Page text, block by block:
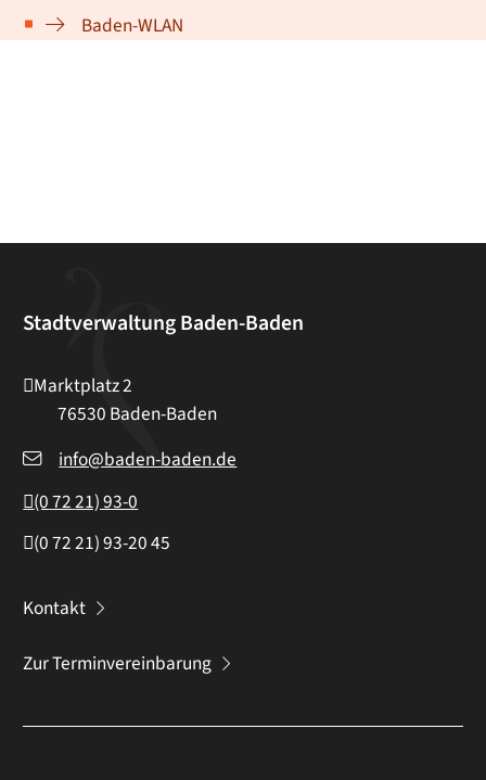
Baden-WLAN
Stadtverwaltung Baden-Baden
Marktplatz 2
76530 Baden-Baden
info@baden-baden.de
(07221) 93-0
(07221) 93-2045
Kontakt
Zur Terminvereinbarung